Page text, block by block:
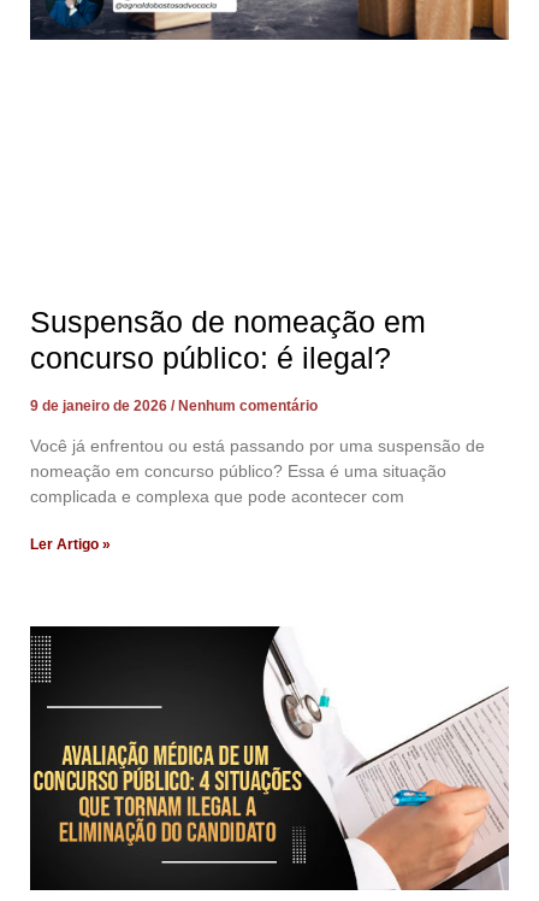
Suspensão de nomeação em
concurso público: é ilegal?
9 de janeiro de 2026 Nenhum comentário
Você já enfrentou ou está passando por uma suspensão de
nomeação em concurso público? Essa é uma situação
complicada e complexa que pode acontecer com
Ler Artigo »